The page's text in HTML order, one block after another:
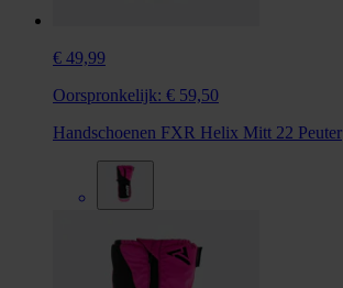
€ 49,99
Oorspronkelijk: € 59,50
Handschoenen FXR Helix Mitt 22 Peuter